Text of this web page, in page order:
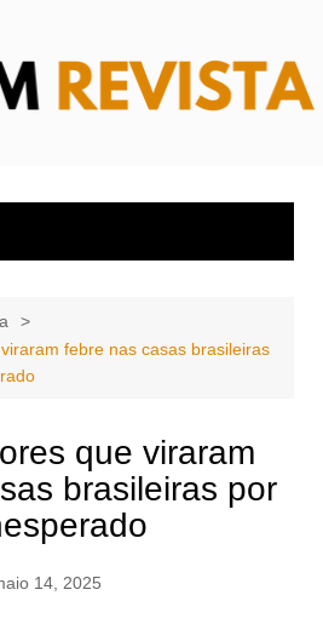
febre nas casas brasileiras
que viraram
brasileiras por
14, 2025